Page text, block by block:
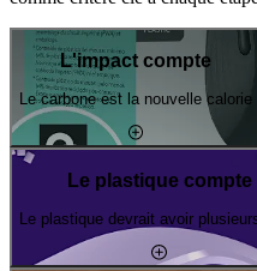
L'impact compte
Le carbone est la nouvelle calorie
Le plastique compte
Le plastique devrait avoir